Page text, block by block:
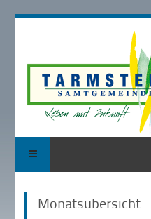
Monatsübersicht